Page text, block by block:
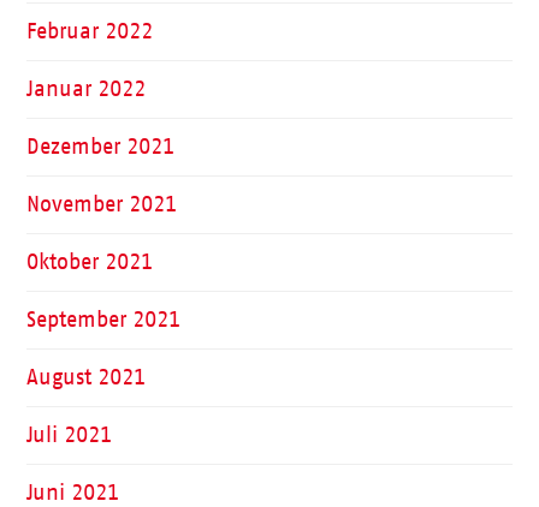
Februar 2022
Januar 2022
Dezember 2021
November 2021
Oktober 2021
September 2021
August 2021
Juli 2021
Juni 2021